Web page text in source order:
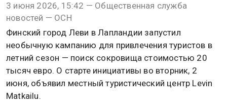
3 июня 2026, 15:42 — Общественная служба
новостей — ОСН
Финский город Леви в Лапландии запустил
необычную кампанию для привлечения туристов в
летний сезон — поиск сокровища стоимостью 20
тысяч евро. О старте инициативы во вторник, 2
июня, объявил местный туристический центр Levin
Matkailu.